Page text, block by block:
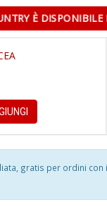
È
gratis per ordini